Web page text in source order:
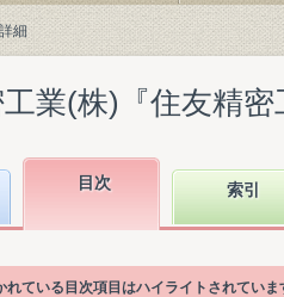
細
業(株)『住友精
目次 索引
ている目次項目はハイライトされていま